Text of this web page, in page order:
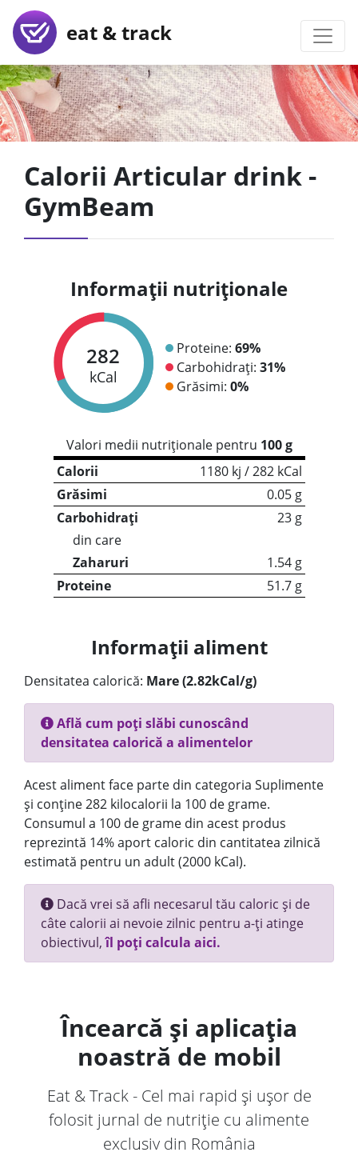
eat & track
Calorii Articular drink -
GymBeam
Informații nutriționale
282
kCal
Proteine: 69%
Carbohidrați: 31%
Grăsimi: 0%
Valori medii nutriționale pentru 100 g
Calorii
1180 kj / 282 kCal
Grăsimi
0.05 g
Carbohidrați
23 g
din care
Zaharuri
1.54 g
Proteine
51.7 g
Informații aliment
Densitatea calorică: Mare (2.82kCal/g)
Află cum poți slăbi cunoscând
densitatea calorică a alimentelor
Acest aliment face parte din categoria Suplimente
și conține 282 kilocalorii la 100 de grame.
Consumul a 100 de grame din acest produs
reprezintă 14% aport caloric din cantitatea zilnică
estimată pentru un adult (2000 kCal).
Dacă vrei să afli necesarul tău caloric și de
câte calorii ai nevoie zilnic pentru a-ți atinge
obiectivul,îl poți calcula aici.
Încearcă și aplicația
noastră de mobil
Eat & Track - Cel mai rapid și ușor de
folosit jurnal de nutriție cu alimente
exclusiv din România